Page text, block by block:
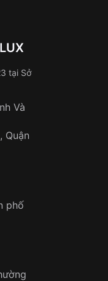
tại Sở
Và
Quận
phố